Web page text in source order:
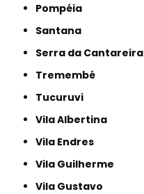
Pompéia
Santana
Serra da Cantareira
Tremembé
Tucuruvi
Vila Albertina
Vila Endres
Vila Guilherme
Vila Gustavo